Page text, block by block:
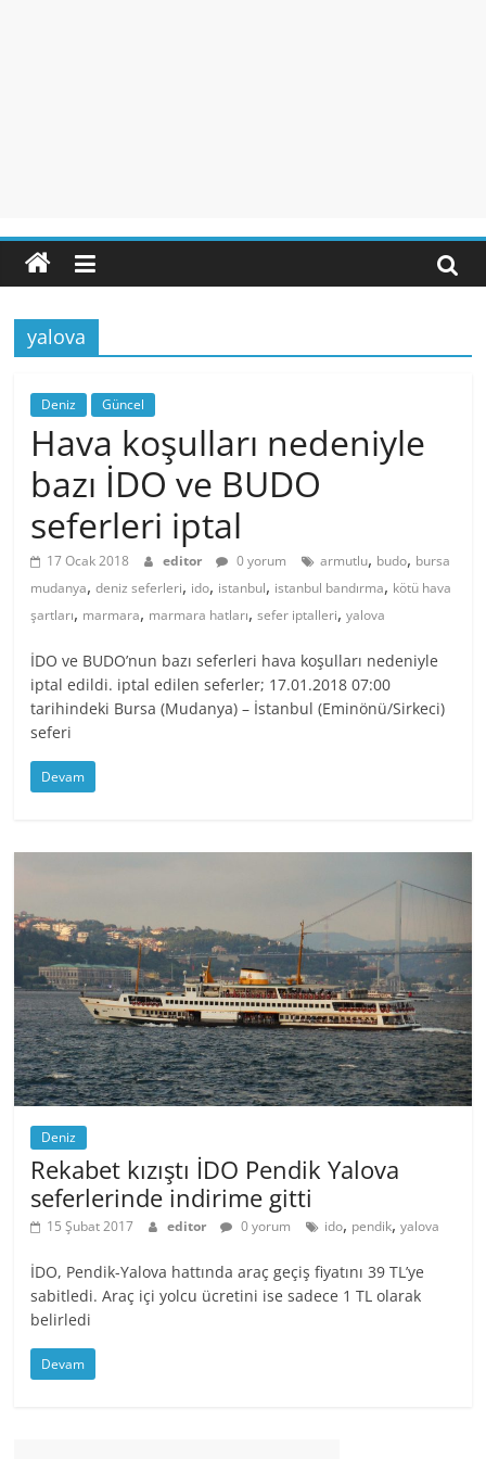
yalova
Deniz Güncel
Hava koşulları nedeniyle
bazı İDO ve BUDO
seferleri iptal
17 Ocak 2018 editor 0 yorum armutlu, budo, bursa
mudanya,deniz seferleri, ido, istanbul, istanbul bandırma, kötü hava
şartları, marmara, marmara hatları,sefer iptalleri,yalova
İDO ve BUDO’nun bazı seferleri hava koşulları nedeniyle
iptal edildi. iptal edilen seferler; 17.01.2018 07:00
tarihindeki Bursa (Mudanya) – İstanbul (Eminönü/Sirkeci)
seferi
Devam
Deniz
Rekabet kızıştı İDO Pendik Yalova
seferlerinde indirime gitti
15 Şubat 2017 editor 0 yorum ido, pendik,yalova
İDO, Pendik-Yalova hattında araç geçiş fiyatını 39 TL’ye
sabitledi. Araç içi yolcu ücretini ise sadece 1 TL olarak
belirledi
Devam